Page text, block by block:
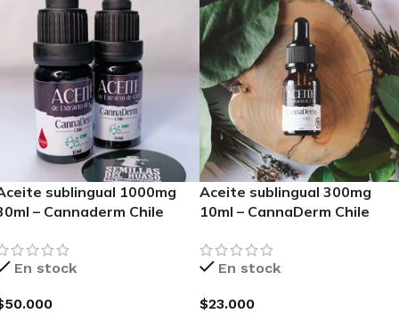
sublingual 1000mg
– Cannaderm Chile
En stock
50.000
Aceite sublingual 300mg
10ml – CannaDerm Chile
En stock
$23.000